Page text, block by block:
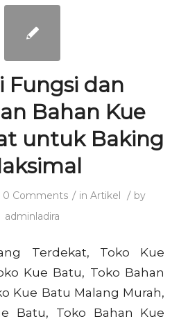
Fungsi dan
Bahan Kue
untuk Baking
0 Comments / inArtikel / by
adminladira
Terdekat, Toko Kue
Kue Batu, Toko Bahan
Kue Batu Malang Murah,
Batu, Toko Bahan Kue